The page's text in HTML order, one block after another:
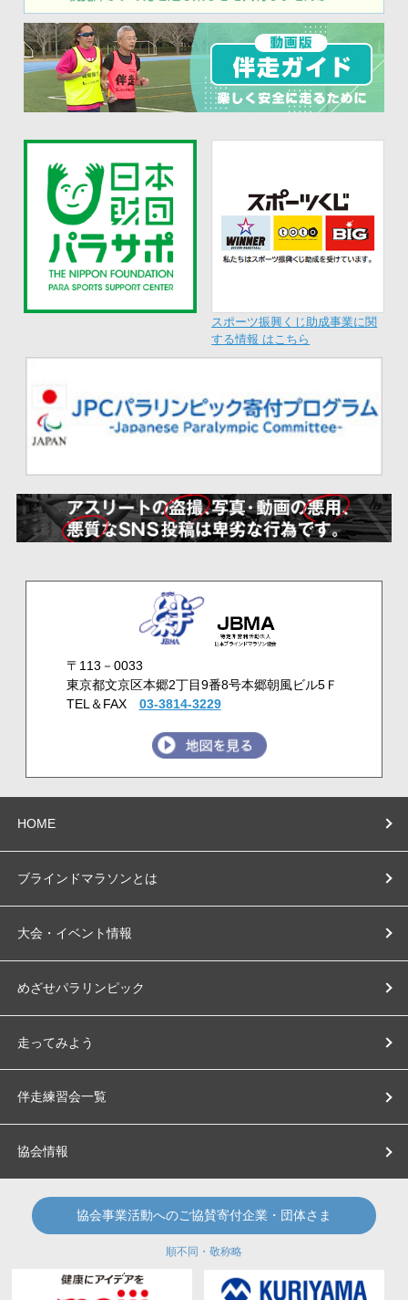
スポーツ振興くじ助成事業に関
する情報 はこちら
〒113－0033
東京都文京区本郷2丁目9番8号本郷朝風ビル5Ｆ
TEL＆FAX 03-3814-3229
HOME
ブラインドマラソンとは
大会・イベント情報
めざせパラリンピック
走ってみよう
伴走練習会一覧
協会情報
協会事業活動へのご協賛寄付企業・団体さま
順不同・敬称略